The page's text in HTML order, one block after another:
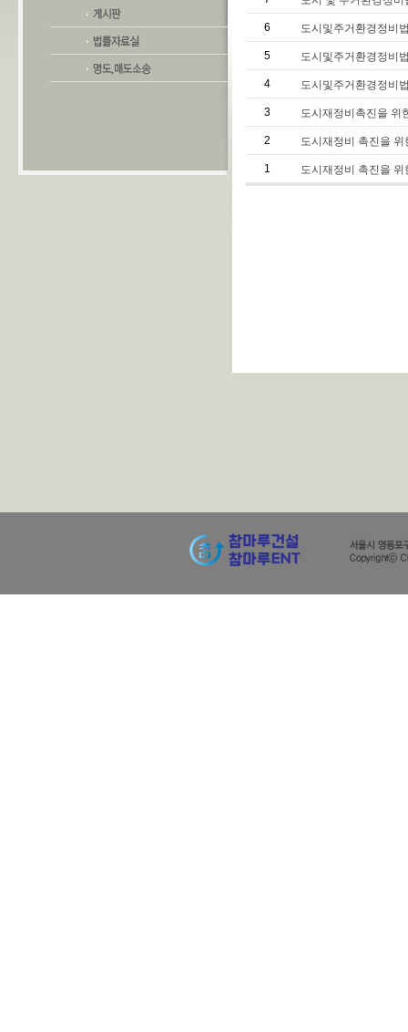
6 도시및주거환경정비
5 도시및주거환경정비
4 도시및주거환경정비
3 도시재정비촉진을 위
2 도시재정비 촉진을
1 도시재정비 촉진을